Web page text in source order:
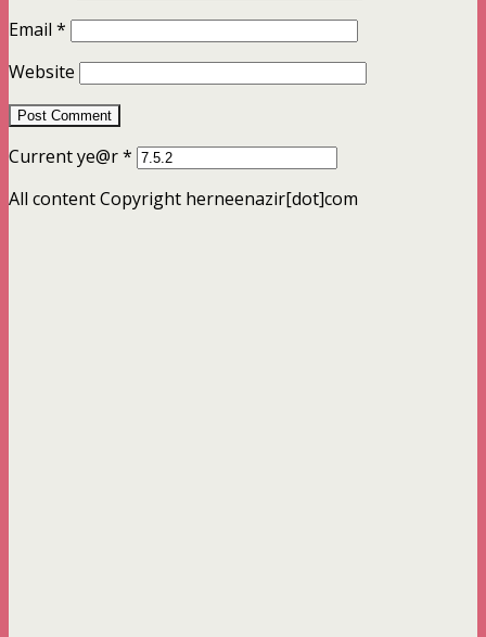
Email *
Website
Current ye@r*
All content Copyright herneenazir[dot]com